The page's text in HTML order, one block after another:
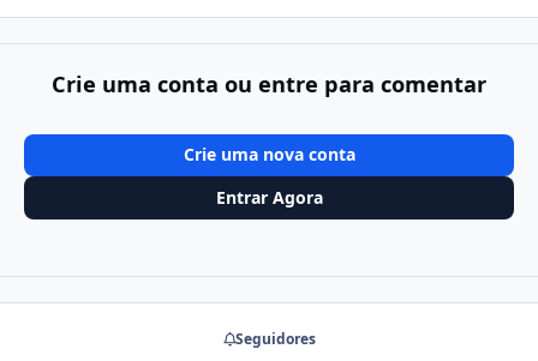
Crie uma conta ou entre para comentar
Crie uma nova conta
Entrar Agora
Seguidores